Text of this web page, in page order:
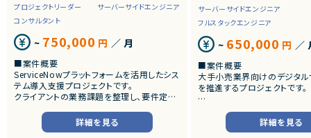
プロジェクトリーダー
サーバーサイドエンジニア
コンサルタント
~ 750,000 円 ／ 月
■案件概要
ServiceNowプラットフォームを活用したシス
テム導入支援プロジェクトです。
クライアントの業務課題を整理し、要件定義
だきます。
詳細を見る
サーバーサイドエンジニア
フルスタックエンジニア
~ 650,000 円 ／
■案件概要
大手小売業界向けのデジタ
を推進するプロジェクトです。
■プロダクトやサービスの概
・店舗向けスマホアプリおよ
システムの継続的なエンハ
詳細を見る